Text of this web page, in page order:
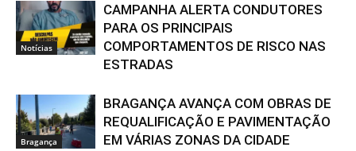
Notícias
CAMPANHA ALERTA CONDUTORES
PARA OS PRINCIPAIS
COMPORTAMENTOS DE RISCO NAS
ESTRADAS
Bragança
BRAGANÇA AVANÇA COM OBRAS DE
REQUALIFICAÇÃO E PAVIMENTAÇÃO
EM VÁRIAS ZONAS DA CIDADE